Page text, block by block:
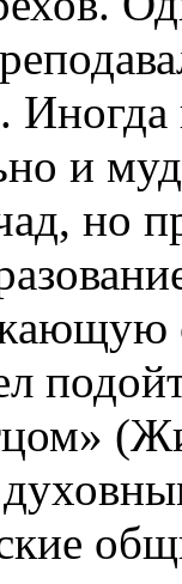
и
но